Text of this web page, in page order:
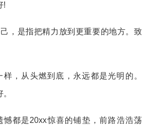
!
，是指把精力放到更重要的地方。致
，从头燃到底，永远都是光明的。
憾都是20xx惊喜的铺垫，前路浩浩荡